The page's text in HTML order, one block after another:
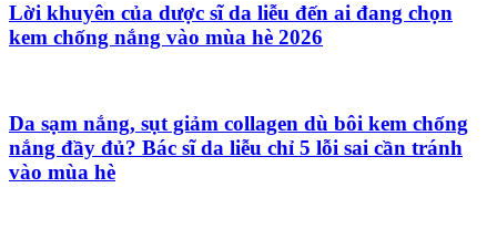
Lời khuyên của dược sĩ da liễu đến ai đang chọn
kem chống nắng vào mùa hè 2026
Da sạm nắng, sụt giảm collagen dù bôi kem chống
nắng đầy đủ? Bác sĩ da liễu chỉ 5 lỗi sai cần tránh
vào mùa hè